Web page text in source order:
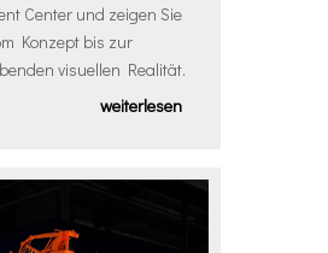
Center und zeigen Sie
Konzept bis zur
visuellen Realität.
weiterlesen